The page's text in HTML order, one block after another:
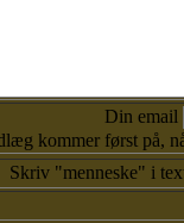
Din email
kommer først på,
Skriv "menneske" i